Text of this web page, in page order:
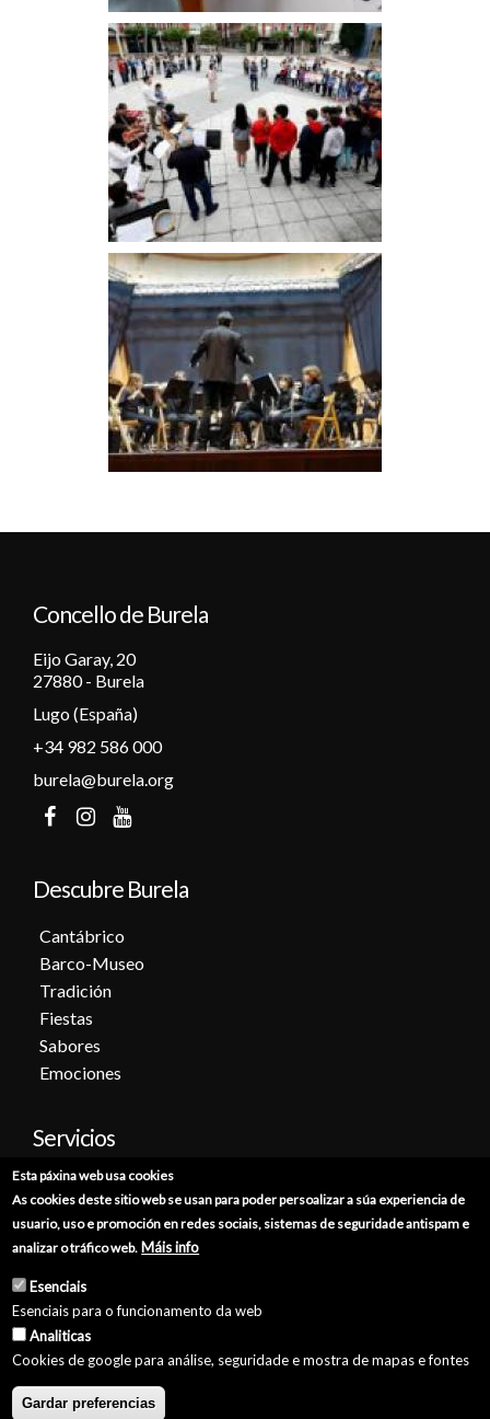
Concello de Burela
Eijo Garay, 20
27880 - Burela
Lugo (España)
+34 982 586 000
burela@burela.org
Descubre Burela
Cantábrico
Barco-Museo
Tradición
Fiestas
Sabores
Emociones
Servicios
Cita previa
Sede electrónica
Catálogo de trámites
Punto de información catastral
Punto Limpio
Esta páxina web usa cookies
As cookies deste sitio web se usan para poder persoalizar a súa experiencia de
usuario, uso e promoción en redes sociais, sistemas de seguridade antispam e
analizar o tráfico web. Máis info
Esenciais
Esenciais para o funcionamento da web
Analiticas
Cookies de google para análise, seguridade e mostra de mapas e fontes
Gardar preferencias